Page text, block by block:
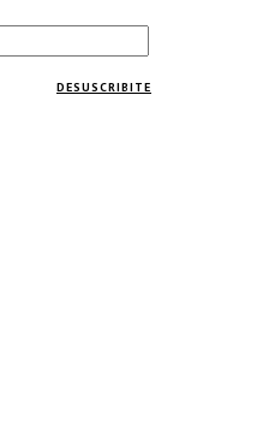
DESUSCRIBITE